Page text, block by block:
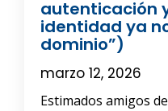
autenticación
identidad ya
dominio”)
marzo 12, 2026
Estimados amigos